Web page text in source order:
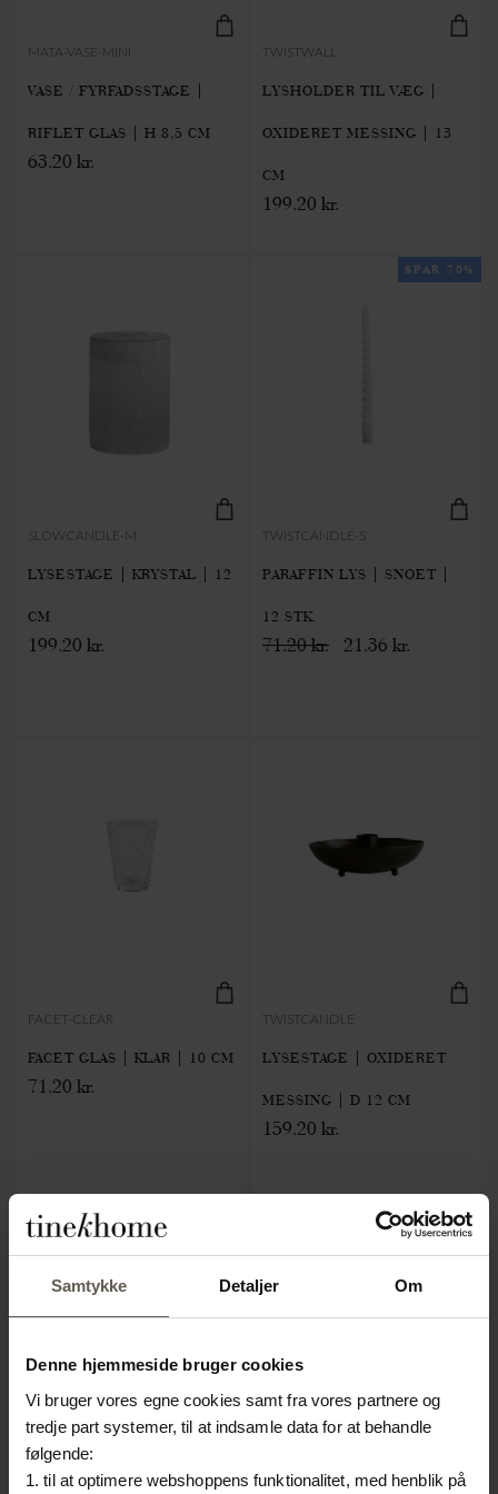
Samtykke Detaljer Om
Denne hjemmeside bruger cookies
Vi bruger vores egne cookies samt fra vores partnere og
tredje part systemer, til at indsamle data for at behandle
følgende:
1. til at optimere webshoppens funktionalitet, med henblik på
MATA-VASE-MINI
VASE / FYRFADSSTAGE |
RIFLET GLAS | H 8,5 CM
63.20 kr.
TWISTWALL
LYSHOLDER TIL VÆG |
OXIDERET MESSING | 13
CM
199.20 kr.
SLOWCANDLE-M
LYSESTAGE | KRYSTAL | 12
CM
199.20 kr.
SPAR 70%
TWISTCANDLE-S
PARAFFIN LYS | SNOET |
12 STK.
71.20 kr. 21.36 kr.
FACET-CLEAR
FACET GLAS | KLAR | 10 CM
71.20 kr.
TWISTCANDLE
LYSESTAGE | OXIDERET
MESSING | D 12 CM
159.20 kr.
SPAR 70%